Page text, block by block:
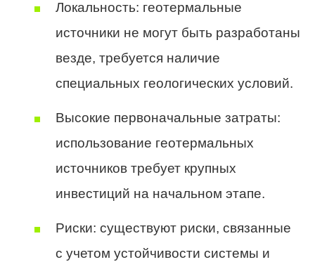
Локальность: геотермальные
источники не могут быть разработаны
везде, требуется наличие
специальных геологических условий.
Высокие первоначальные затраты:
использование геотермальных
источников требует крупных
инвестиций на начальном этапе.
Риски: существуют риски, связанные
с учетом устойчивости системы и